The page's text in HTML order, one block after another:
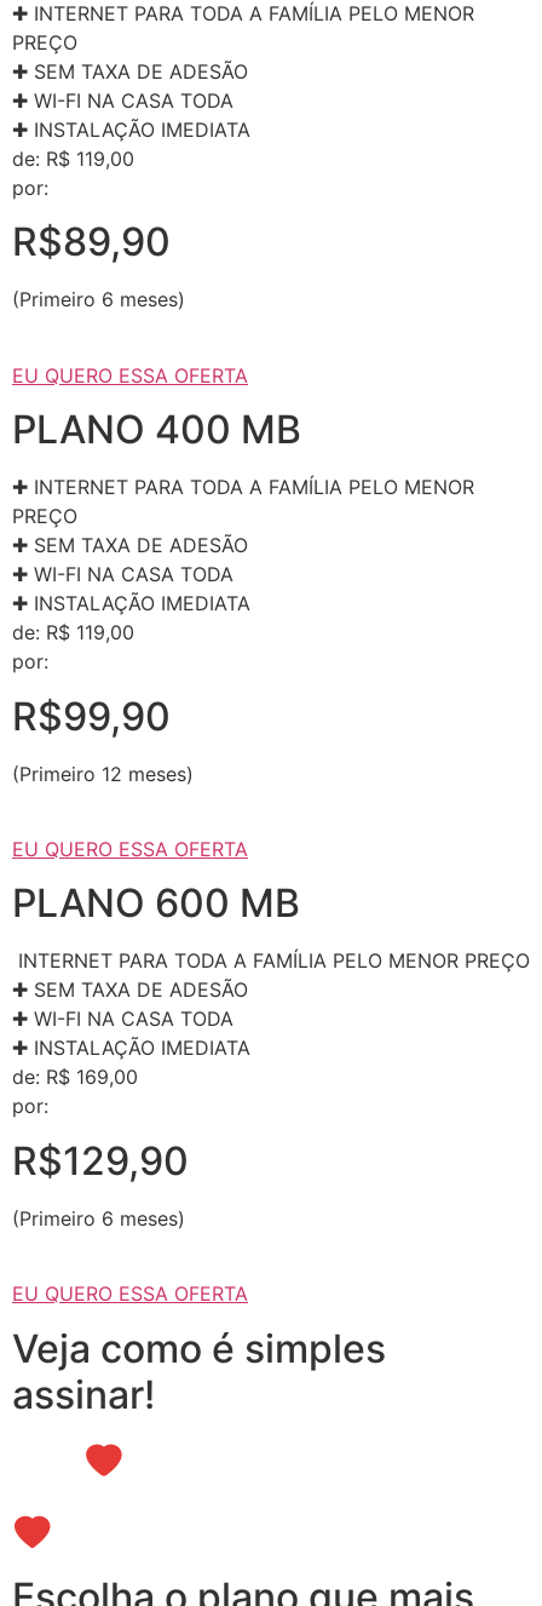
✚ INTERNET PARA TODA A FAMÍLIA PELO MENOR
PREÇO
✚ SEM TAXA DE ADESÃO
✚ WI-FI NA CASA TODA
✚ INSTALAÇÃO IMEDIATA
de: R$ 119,00
por:
R$89,90
(Primeiro 6 meses)
EU QUERO ESSA OFERTA
PLANO 400 MB
✚ INTERNET PARA TODA A FAMÍLIA PELO MENOR
PREÇO
✚ SEM TAXA DE ADESÃO
✚ WI-FI NA CASA TODA
✚ INSTALAÇÃO IMEDIATA
de: R$ 119,00
por:
R$99,90
(Primeiro 12 meses)
EU QUERO ESSA OFERTA
PLANO 600 MB
INTERNET PARA TODA A FAMÍLIA PELO MENOR PREÇO
✚ SEM TAXA DE ADESÃO
✚ WI-FI NA CASA TODA
✚ INSTALAÇÃO IMEDIATA
de: R$ 169,00
por:
R$129,90
(Primeiro 6 meses)
EU QUERO ESSA OFERTA
Veja como é simples
assinar!